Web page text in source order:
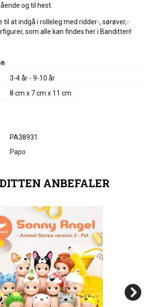
og til hest.
til at indgå i rolleleg med ridder-, sørøver,-
som alle kan findes her i Banditten!
3-4 år - 9-10 år
8 cm x 7 cm x 11 cm
PA38931
Papo
ANBEFALER